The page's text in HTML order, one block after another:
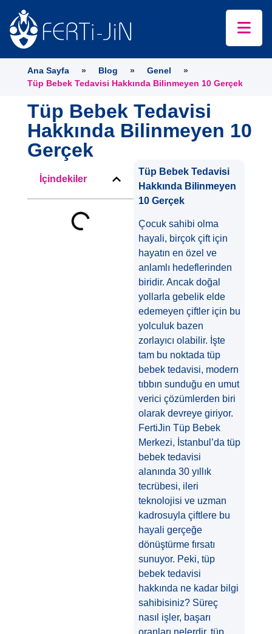
Ana Sayfa » Blog » Genel
»
Tüp Bebek Tedavisi Hakkında Bilinmeyen 10 Gerçek
Tüp Bebek Tedavisi
Hakkında Bilinmeyen 10
Gerçek
İçindekiler
Tüp Bebek Tedavisi
Hakkında Bilinmeyen
10 Gerçek
Çocuk sahibi olma
hayali, birçok çift için
hayatın en özel ve
anlamlı hedeflerinden
biridir. Ancak doğal
yollarla gebelik elde
edemeyen çiftler için bu
yolculuk bazen
zorlayıcı olabilir. İşte
tam bu noktada tüp
bebek tedavisi, modern
tıbbın sunduğu en umut
verici çözümlerden biri
olarak devreye giriyor.
FertiJin Tüp Bebek
Merkezi, İstanbul’da tüp
bebek tedavisi
alanında 30 yıllık
tecrübesi, ileri
teknolojisi ve uzman
kadrosuyla çiftlere bu
hayali gerçeğe
dönüştürme fırsatı
sunuyor. Peki, tüp
bebek tedavisi
hakkında ne kadar bilgi
sahibisiniz? Süreç
nasıl işler, başarı
oranları nelerdir, tüp